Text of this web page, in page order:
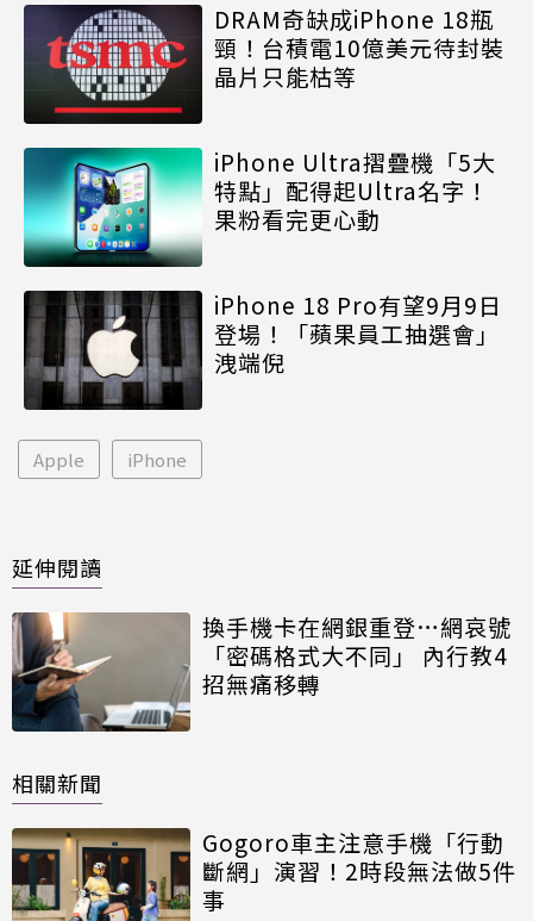
DRAM奇缺成iPhone 18瓶
頸！台積電10億美元待封裝
晶片只能枯等
iPhone Ultra摺疊機「5大
特點」配得起Ultra名字！
果粉看完更心動
iPhone 18 Pro有望9月9日
登場！「蘋果員工抽選會」
洩端倪
Apple iPhone
延伸閱讀
換手機卡在網銀重登…網哀號
「密碼格式大不同」 內行教4
招無痛移轉
相關新聞
Gogoro車主注意手機「行動
斷網」演習！2時段無法做5件
事